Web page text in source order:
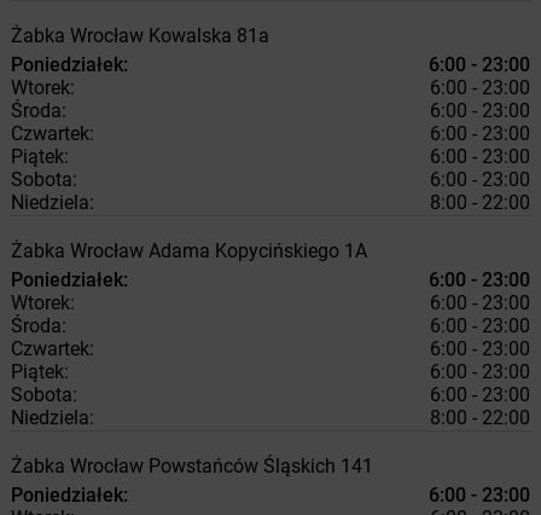
Żabka Wrocław Kowalska 81a
Poniedziałek:
6:00 - 23:00
Wtorek:
6:00 - 23:00
Środa:
6:00 - 23:00
Czwartek:
6:00 - 23:00
Piątek:
6:00 - 23:00
Sobota:
6:00 - 23:00
Niedziela:
8:00 - 22:00
Żabka Wrocław Adama Kopycińskiego 1A
Poniedziałek:
6:00 - 23:00
Wtorek:
6:00 - 23:00
Środa:
6:00 - 23:00
Czwartek:
6:00 - 23:00
Piątek:
6:00 - 23:00
Sobota:
6:00 - 23:00
Niedziela:
8:00 - 22:00
Żabka Wrocław Powstańców Śląskich 141
Poniedziałek:
6:00 - 23:00